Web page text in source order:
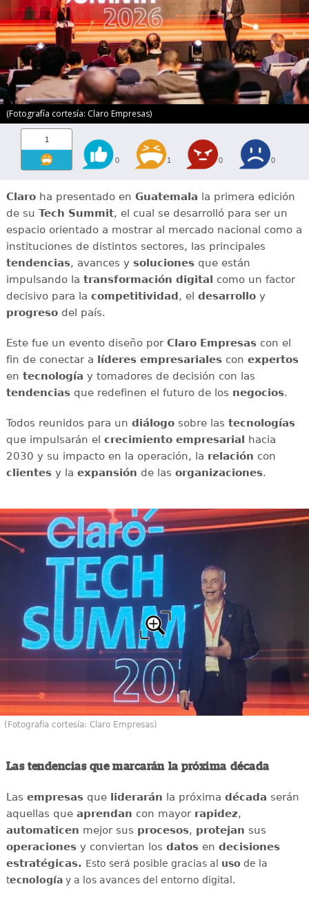
(Fotografía cortesía: Claro Empresas)
1
0 1 0 0
Claroha presentado en Guatemala
la primera edición
de su Tech Summit, el cual se desarrolló para ser un
espacio orientado a mostrar al mercado nacional como a
instituciones de distintos sectores, las principales
tendencias, avances y solucionesque están
impulsando la transformación digital
como un factor
decisivo para la competitividad , el desarrolloy
progresodel país.
Este fue un evento diseño por Claro Empresascon el
fin de conectar a
líderes empresarialescon expertos
en tecnología y tomadores de decisión con las
tendenciasque redefinen el futuro de los negocios.
Todos reunidos para un diálogosobre las tecnologías
que impulsarán el crecimiento empresarial
hacia
2030 y su impacto en la operación, la relación con
clientesy la expansión de las organizaciones.
(Fotografía cortesía: Claro Empresas)
Las tendencias que marcarán la próxima década
Las empresasqueliderarán la próxima década serán
aquellas queaprendan con mayor rapidez,
automaticen mejor sus procesos, protejan sus
operacionesy conviertan los datosen decisiones
estratégicas. Esto será posible gracias al uso de la
tecnologíay a los avances del entorno digital.